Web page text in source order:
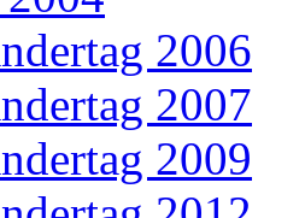
2006
2007
2009